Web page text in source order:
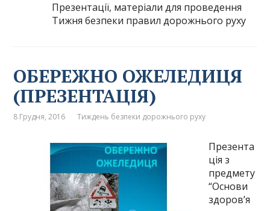
Презентації, матеріали для проведення
Тижня безпеки правил дорожнього руху
ОБЕРЕЖНО ОЖЕЛЕДИЦЯ
(ПРЕЗЕНТАЦІЯ)
8 Грудня, 2016 Тиждень безпеки дорожнього руху
Презента
ція з
предмету
“Основи
здоров’я